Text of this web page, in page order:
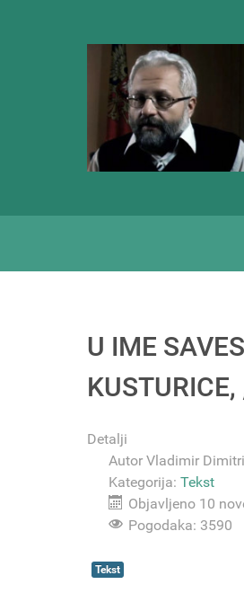
U IME
Detalji
Autor Vladimir
Kategorija: Tekst
Objavljeno 10
Pogodaka: 3590
Tekst